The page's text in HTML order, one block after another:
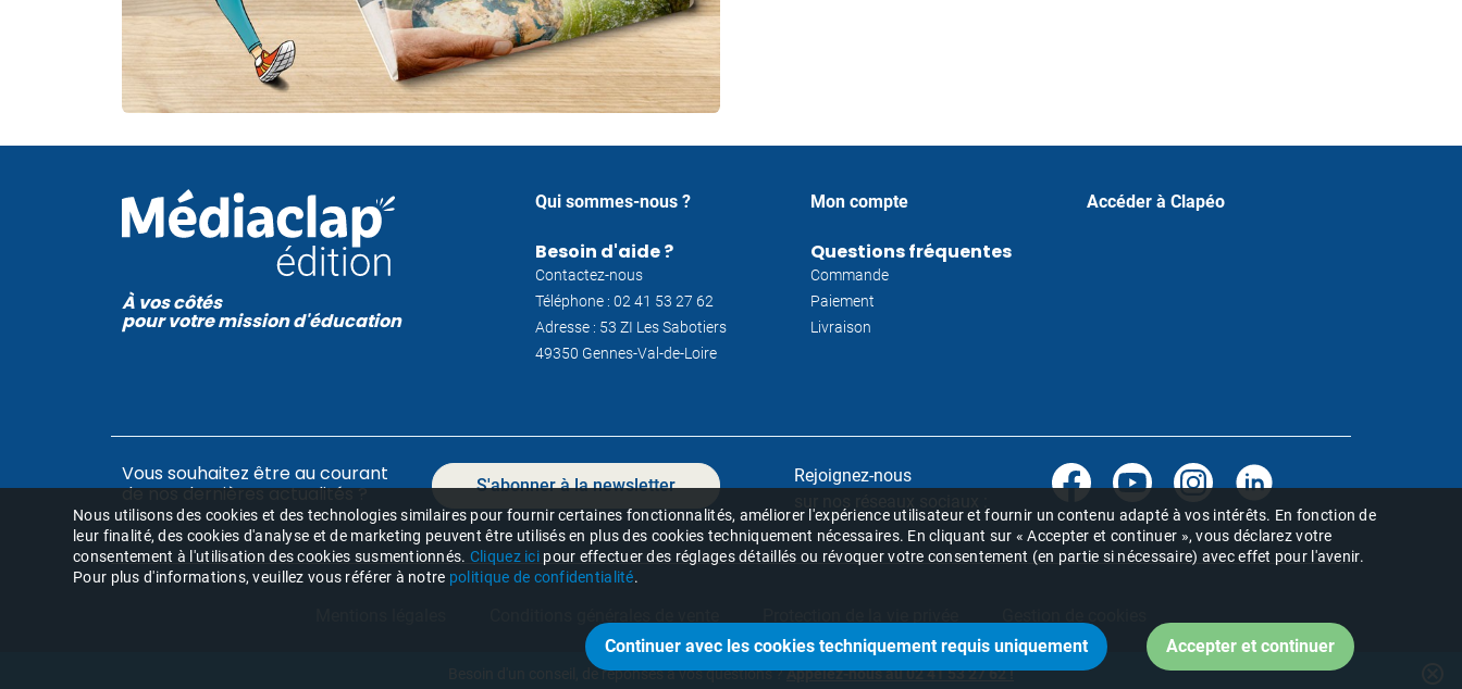
À vos côtés
pour votre mission d'éducation
Qui sommes-nous ? Mon compte Accéder à Clapéo
Besoin d'aide ?
Contactez-nous
Téléphone : 02 41 53 27 62
Adresse : 53 ZI Les Sabotiers
49350 Gennes-Val-de-Loire
Questions fréquentes
Commande
Paiement
Livraison
Vous souhaitez être au courant
de nos dernières actualités ?
S'abonner à la newsletter
Rejoignez-nous
Besoin d'un conseil, de réponses à vos questions ?Appelez-nous au 02 41 53 27 62 !
Nous utilisons des cookies et des technologies similaires pour fournir certaines fonctionnalités, améliorer l'expérience utilisateur et fournir un contenu adapté à vos intérêts. En fonction de
leur finalité, des cookies d'analyse et de marketing peuvent être utilisés en plus des cookies techniquement nécessaires. En cliquant sur « Accepter et continuer », vous déclarez votre
consentement à l'utilisation des cookies susmentionnés. Cliquez icipour effectuer des réglages détaillés ou révoquer votre consentement (en partie si nécessaire) avec effet pour l'avenir.
Pour plus d'informations, veuillez vous référer à notre politique de confidentialité.